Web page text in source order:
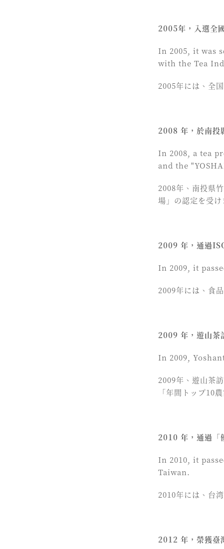
2005年，入選全
In 2005, it was
with the Tea
2005年には、全
2008 年，於南投
In 2008, a tea
and the
2008年、南投県
場」の認定を受け
2009 年，通過
In 2009, it
2009年には、食
2009 年，遊山茶
In 2009,
2009年、遊山茶
「年間トップ10
2010 年，通過「
In 2010, it
Taiwan.
2010年には、台
2012 年，榮獲臺